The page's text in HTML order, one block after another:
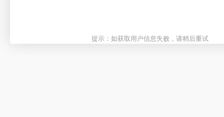
提示：如获取用户信息失败，请稍后重试